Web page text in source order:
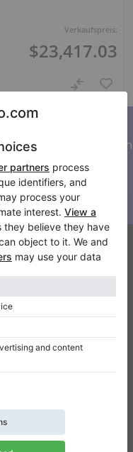
Verkaufspreis:
$23,417.03
Newsletter
allen Neuigkeiten von